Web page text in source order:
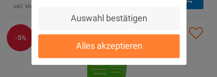
Auswahl bestätigen
Alles akzeptieren
inkl. Mwst. zzgl.
-5%